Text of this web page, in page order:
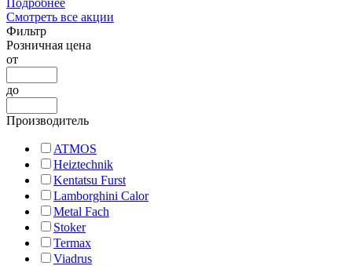
Подробнее
Смотреть все акции
Фильтр
Розничная цена
от
до
Производитель
ATMOS
Heiztechnik
Kentatsu Furst
Lamborghini Calor
Metal Fach
Stoker
Termax
Viadrus